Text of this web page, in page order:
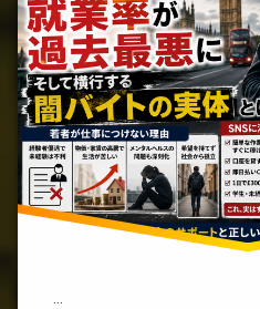
…
ス
若
者
の
就
業
率
が
過
去
最